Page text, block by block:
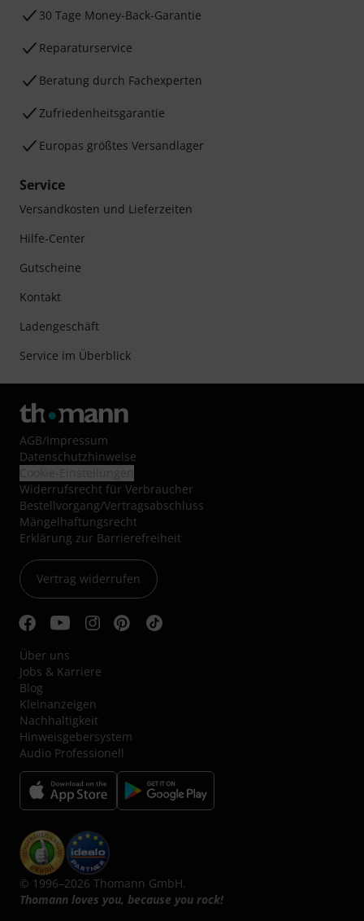
30 Tage Money-Back-Garantie
Reparaturservice
Beratung durch Fachexperten
Zufriedenheitsgarantie
Europas größtes Versandlager
Service
Versandkosten und Lieferzeiten
Hilfe-Center
Gutscheine
Kontakt
Ladengeschäft
Service im Überblick
AGB/Impressum
Datenschutzhinweise
Widerrufsrecht für Verbraucher
Bestellvorgang/Vertragsabschluss
Mängelhaftungsrecht
Erklärung zur Barrierefreiheit
Vertrag widerrufen
Über uns
Jobs & Karriere
Blog
Kleinanzeigen
Nachhaltigkeit
Hinweisgebersystem
Audio Professionell
© 1996–2026 Thomann GmbH.
Thomann loves you, because you rock!